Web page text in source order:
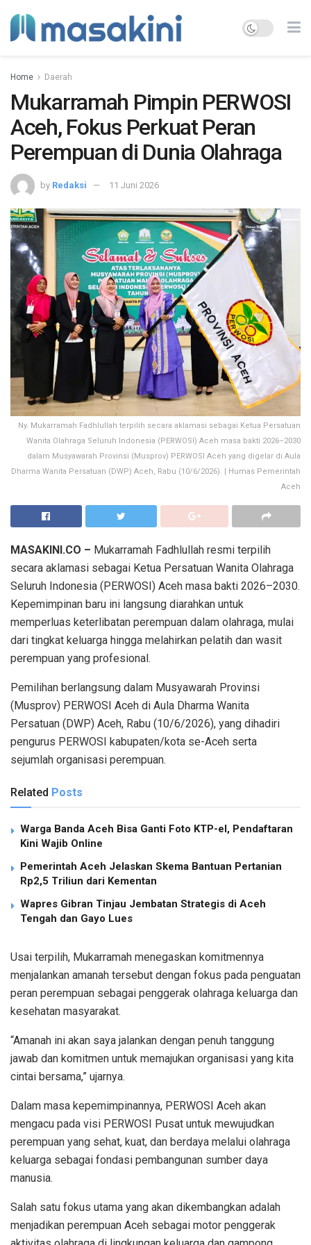
Home Daerah
Mukarramah Pimpin PERWOSI
Aceh, Fokus Perkuat Peran
Perempuan di Dunia Olahraga
by Redaksi 11 Juni 2026
Ny. Mukarramah Fadhlullah terpilih secara aklamasi sebagai Ketua Persatuan
Wanita Olahraga Seluruh Indonesia (PERWOSI) Aceh masa bakti 2026–2030
dalam Musyawarah Provinsi (Musprov) PERWOSI Aceh yang digelar di Aula
Dharma Wanita Persatuan (DWP) Aceh, Rabu (10/6/2026). | Humas Pemerintah
Aceh
MASAKINI.CO – Mukarramah Fadhlullah resmi terpilih
secara aklamasi sebagai Ketua Persatuan Wanita Olahraga
Seluruh Indonesia (PERWOSI) Aceh masa bakti 2026–2030.
Kepemimpinan baru ini langsung diarahkan untuk
memperluas keterlibatan perempuan dalam olahraga, mulai
dari tingkat keluarga hingga melahirkan pelatih dan wasit
perempuan yang profesional.
Pemilihan berlangsung dalam Musyawarah Provinsi
(Musprov) PERWOSI Aceh di Aula Dharma Wanita
Persatuan (DWP) Aceh, Rabu (10/6/2026), yang dihadiri
pengurus PERWOSI kabupaten/kota se-Aceh serta
sejumlah organisasi perempuan.
Related Posts
Warga Banda Aceh Bisa Ganti Foto KTP-el, Pendaftaran
Kini Wajib Online
Pemerintah Aceh Jelaskan Skema Bantuan Pertanian
Rp2,5 Triliun dari Kementan
Wapres Gibran Tinjau Jembatan Strategis di Aceh
Tengah dan Gayo Lues
Usai terpilih, Mukarramah menegaskan komitmennya
menjalankan amanah tersebut dengan fokus pada penguatan
peran perempuan sebagai penggerak olahraga keluarga dan
kesehatan masyarakat.
“Amanah ini akan saya jalankan dengan penuh tanggung
jawab dan komitmen untuk memajukan organisasi yang kita
cintai bersama,” ujarnya.
Dalam masa kepemimpinannya, PERWOSI Aceh akan
mengacu pada visi PERWOSI Pusat untuk mewujudkan
perempuan yang sehat, kuat, dan berdaya melalui olahraga
keluarga sebagai fondasi pembangunan sumber daya
manusia.
Salah satu fokus utama yang akan dikembangkan adalah
menjadikan perempuan Aceh sebagai motor penggerak